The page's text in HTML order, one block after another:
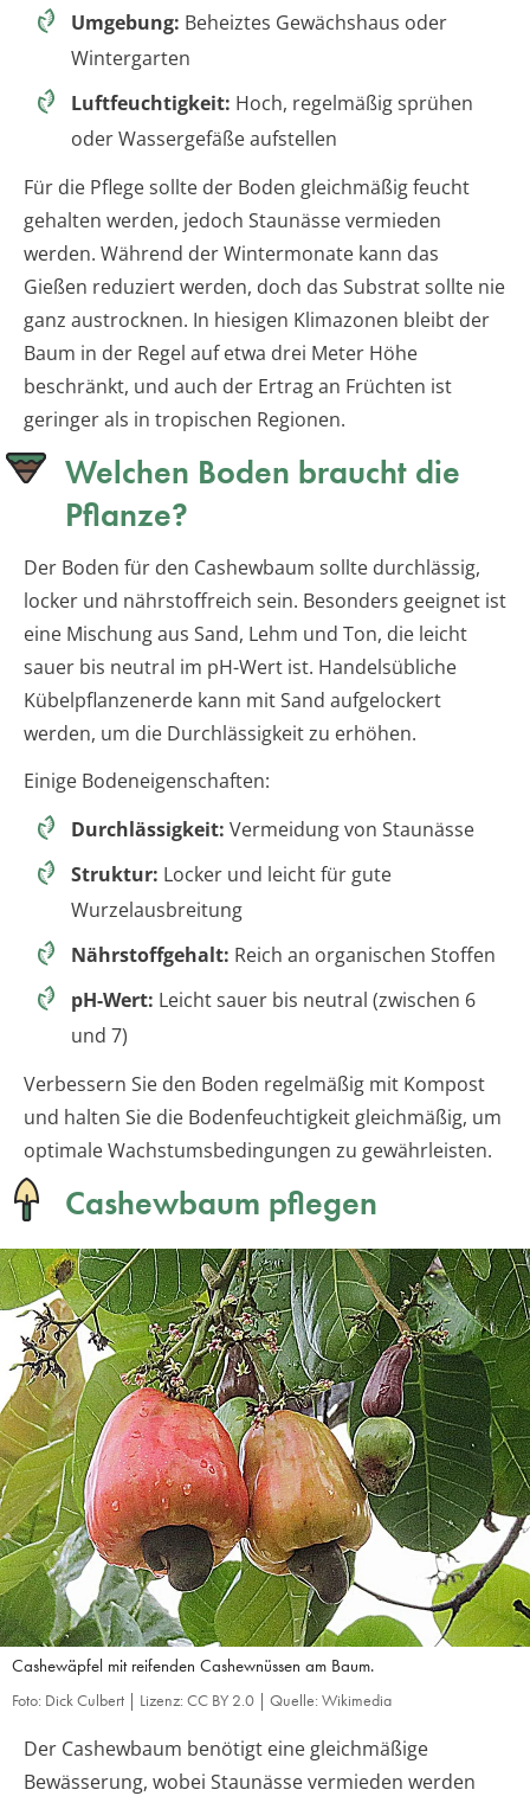
Umgebung: Beheiztes Gewächshaus oder
Wintergarten
Luftfeuchtigkeit: Hoch, regelmäßig sprühen
oder Wassergefäße aufstellen
Für die Pflege sollte der Boden gleichmäßig feucht
gehalten werden, jedoch Staunässe vermieden
werden. Während der Wintermonate kann das
Gießen reduziert werden, doch das Substrat sollte nie
ganz austrocknen. In hiesigen Klimazonen bleibt der
Baum in der Regel auf etwa drei Meter Höhe
beschränkt, und auch der Ertrag an Früchten ist
geringer als in tropischen Regionen.
Welchen Boden braucht die
Pflanze?
Der Boden für den Cashewbaum sollte durchlässig,
locker und nährstoffreich sein. Besonders geeignet ist
eine Mischung aus Sand, Lehm und Ton, die leicht
sauer bis neutral im pH-Wert ist. Handelsübliche
Kübelpflanzenerde kann mit Sand aufgelockert
werden, um die Durchlässigkeit zu erhöhen.
Einige Bodeneigenschaften:
Durchlässigkeit: Vermeidung von Staunässe
Struktur: Locker und leicht für gute
Wurzelausbreitung
Nährstoffgehalt: Reich an organischen Stoffen
pH-Wert: Leicht sauer bis neutral (zwischen 6
und 7)
Verbessern Sie den Boden regelmäßig mit Kompost
und halten Sie die Bodenfeuchtigkeit gleichmäßig, um
optimale Wachstumsbedingungen zu gewährleisten.
Cashewbaum pflegen
Cashewäpfel mit reifenden Cashewnüssen am Baum.
Foto: Dick Culbert | Lizenz: CC BY 2.0 | Quelle: Wikimedia
Der Cashewbaum benötigt eine gleichmäßige
Bewässerung, wobei Staunässe vermieden werden